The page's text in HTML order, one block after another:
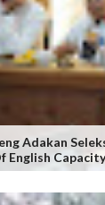
Adakan
English